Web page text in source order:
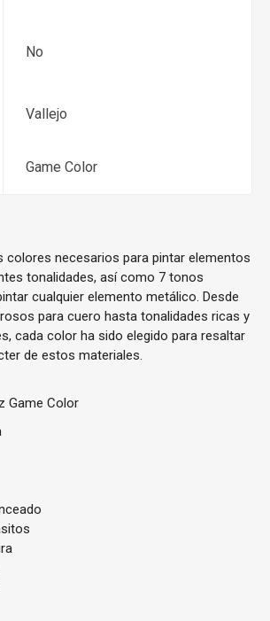
No
Vallejo
Game Color
colores necesarios para pintar elementos
tonalidades, así como 7 tonos
cualquier elemento metálico. Desde
para cuero hasta tonalidades ricas y
cada color ha sido elegido para resaltar
de estos materiales.
Game Color